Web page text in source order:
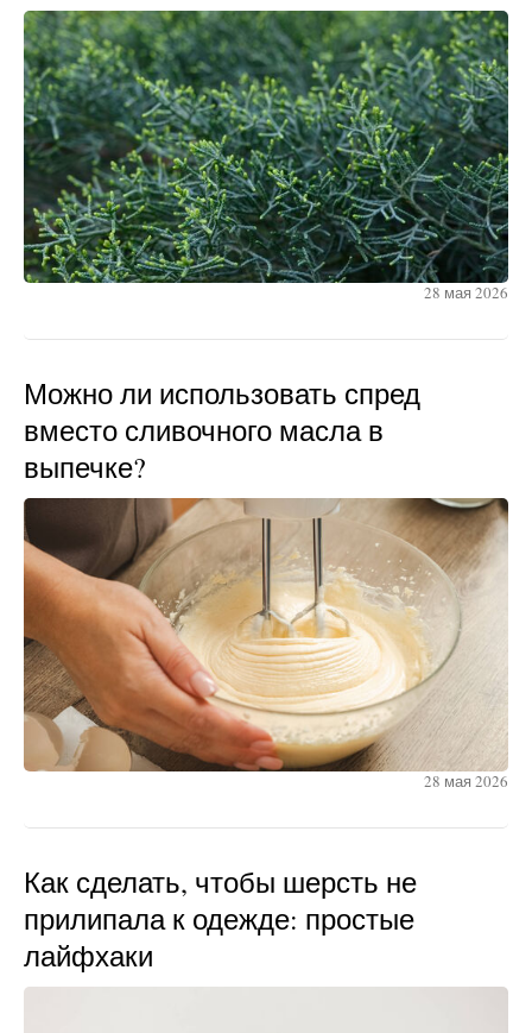
28 мая 2026
Можно ли использовать спред
вместо сливочного масла в
выпечке?
28 мая 2026
Как сделать, чтобы шерсть не
прилипала к одежде: простые
лайфхаки